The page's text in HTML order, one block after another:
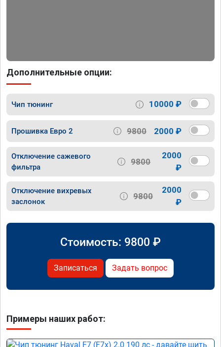
Дополнительные опции:
Чип тюнинг 10000 ₽
Прошивка Евро 2 9800 2000 ₽
Отключение сажевого
фильтра
9800
2000
₽
Отключение вихревых
заслонок
9800
2000
₽
Стоимость: 9800 ₽
Записаться Задать вопрос
Примеры наших работ: